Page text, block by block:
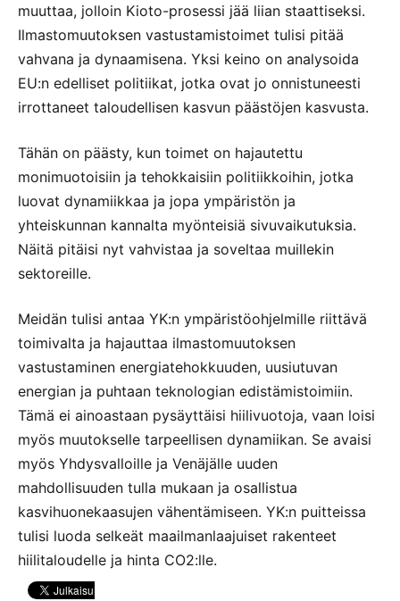
muuttaa, jolloin Kioto-prosessi jää liian staattiseksi.
Ilmastomuutoksen vastustamistoimet tulisi pitää
vahvana ja dynaamisena. Yksi keino on analysoida
EU:n edelliset politiikat, jotka ovat jo onnistuneesti
irrottaneet taloudellisen kasvun päästöjen kasvusta.
Tähän on päästy, kun toimet on hajautettu
monimuotoisiin ja tehokkaisiin politiikkoihin, jotka
luovat dynamiikkaa ja jopa ympäristön ja
yhteiskunnan kannalta myönteisiä sivuvaikutuksia.
Näitä pitäisi nyt vahvistaa ja soveltaa muillekin
sektoreille.
Meidän tulisi antaa YK:n ympäristöohjelmille riittävä
toimivalta ja hajauttaa ilmastomuutoksen
vastustaminen energiatehokkuuden, uusiutuvan
energian ja puhtaan teknologian edistämistoimiin.
Tämä ei ainoastaan pysäyttäisi hiilivuotoja, vaan loisi
myös muutokselle tarpeellisen dynamiikan. Se avaisi
myös Yhdysvalloille ja Venäjälle uuden
mahdollisuuden tulla mukaan ja osallistua
kasvihuonekaasujen vähentämiseen. YK:n puitteissa
tulisi luoda selkeät maailmanlaajuiset rakenteet
hiilitaloudelle ja hinta CO2:lle.